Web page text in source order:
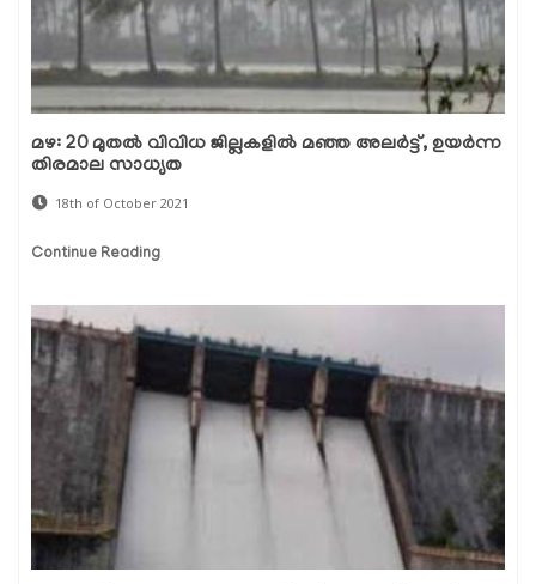
മഴ: 20 മുതൽ വിവിധ ജില്ലകളിൽ മഞ്ഞ അലർട്ട്, ഉയർന്ന
തിരമാല സാധ്യത
18th of October 2021
Continue Reading